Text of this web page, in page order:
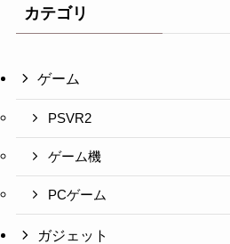
カテゴリ
ゲーム
PSVR2
ゲーム機
PCゲーム
ガジェット